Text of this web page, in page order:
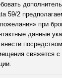
59/2
при
данные
свяжется